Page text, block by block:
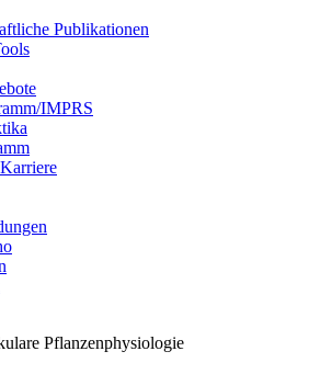
Publikationen
IMPRS
Pflanzenphysiologie